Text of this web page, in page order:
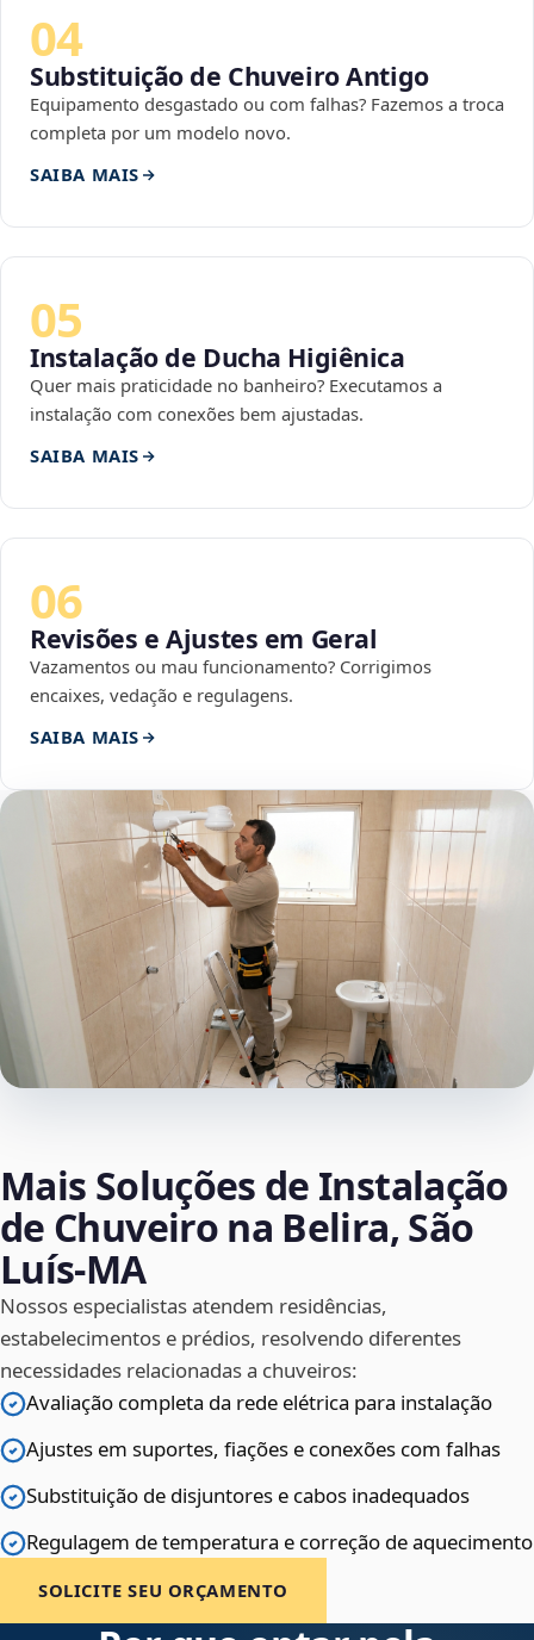
04
Substituição de Chuveiro Antigo
Equipamento desgastado ou com falhas? Fazemos a troca
completa por um modelo novo.
SAIBA MAIS
05
Instalação de Ducha Higiênica
Quer mais praticidade no banheiro? Executamos a
instalação com conexões bem ajustadas.
SAIBA MAIS
06
Revisões e Ajustes em Geral
Vazamentos ou mau funcionamento? Corrigimos
encaixes, vedação e regulagens.
SAIBA MAIS
Mais Soluções de Instalação
de Chuveiro na Belira, São
Luís‑MA
Nossos especialistas atendem residências,
estabelecimentos e prédios, resolvendo diferentes
necessidades relacionadas a chuveiros:
Avaliação completa da rede elétrica para instalação
Ajustes em suportes, fiações e conexões com falhas
Substituição de disjuntores e cabos inadequados
Regulagem de temperatura e correção de aquecimento
SOLICITE SEU ORÇAMENTO